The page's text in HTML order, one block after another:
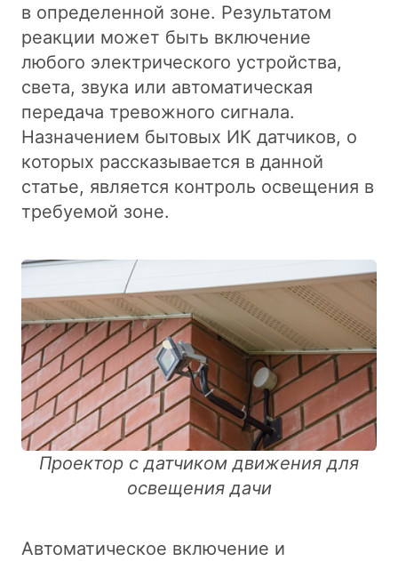
в определенной зоне. Результатом
реакции может быть включение
любого электрического устройства,
света, звука или автоматическая
передача тревожного сигнала.
Назначением бытовых ИК датчиков, о
которых рассказывается в данной
статье, является контроль освещения в
требуемой зоне.
Проектор с датчиком движения для
освещения дачи
Автоматическое включение и